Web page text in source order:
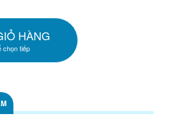
HÀNG
chọn tiếp